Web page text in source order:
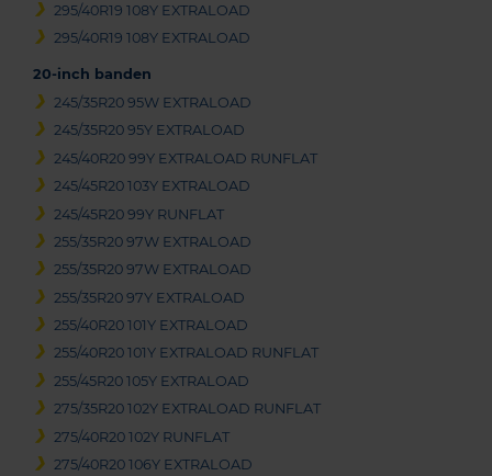
295/40R19 108Y EXTRALOAD
295/40R19 108Y EXTRALOAD
20-inch banden
245/35R20 95W EXTRALOAD
245/35R20 95Y EXTRALOAD
245/40R20 99Y EXTRALOAD RUNFLAT
245/45R20 103Y EXTRALOAD
245/45R20 99Y RUNFLAT
255/35R20 97W EXTRALOAD
255/35R20 97W EXTRALOAD
255/35R20 97Y EXTRALOAD
255/40R20 101Y EXTRALOAD
255/40R20 101Y EXTRALOAD RUNFLAT
255/45R20 105Y EXTRALOAD
275/35R20 102Y EXTRALOAD RUNFLAT
275/40R20 102Y RUNFLAT
275/40R20 106Y EXTRALOAD